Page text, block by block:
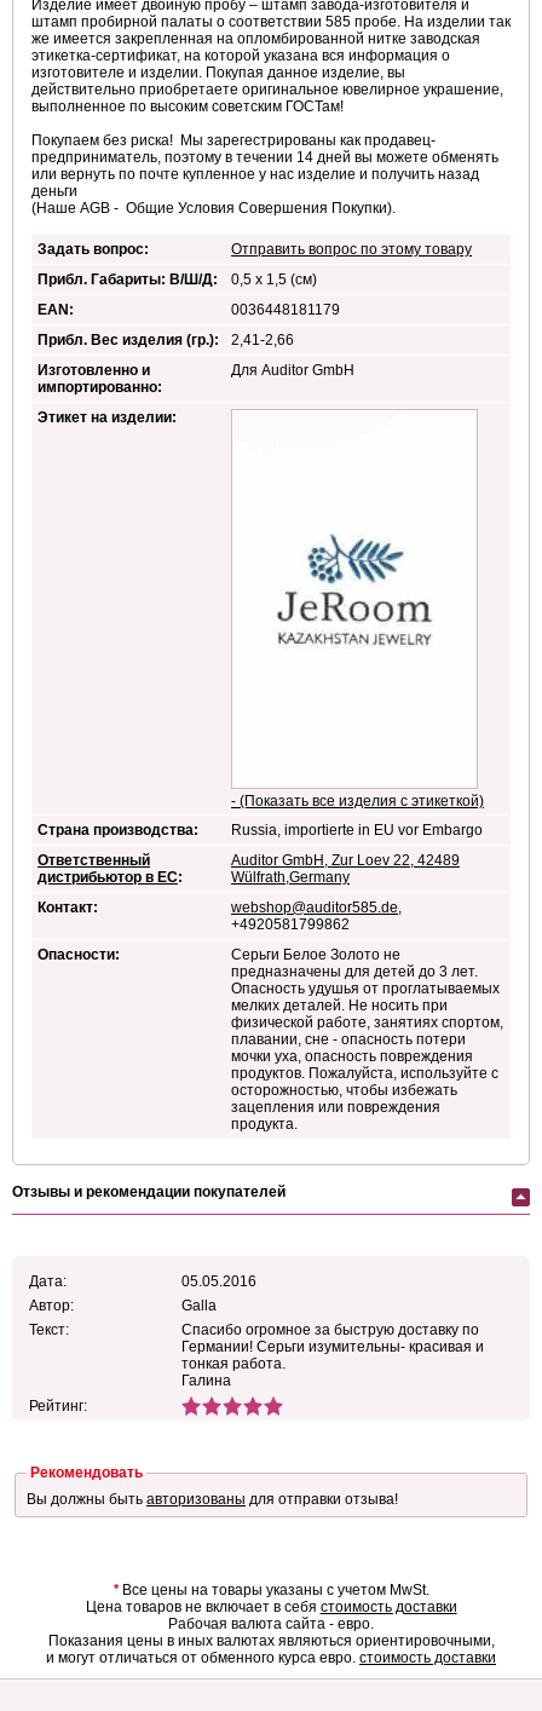
Изделие имеет двойную пробу – штамп завода-изготовителя и
штамп пробирной палаты о соответствии 585 пробе. На изделии так
же имеется закрепленная на опломбированной нитке заводская
этикетка-сертификат, на которой указана вся информация о
изготовителе и изделии. Покупая данное изделие, вы
действительно приобретаете оригинальное ювелирное украшение,
выполненное по высоким советским ГОСТам!
Покупаем без риска! Мы зарегестрированы как продавец-
предприниматель, поэтому в течении 14 дней вы можете обменять
или вернуть по почте купленное у нас изделие и получить назад
деньги
(Наше AGB - Общие Условия Совершения Покупки).
Задать вопрос:
Отправить вопрос по этому товару
Прибл. Габариты: В/Ш/Д:
0,5 x 1,5 (см)
EAN:
0036448181179
Прибл. Вес изделия (гр.):
2,41-2,66
Изготовленно и
импортированно:
Для Auditor GmbH
Этикет на изделии:
- (Показать все изделия с этикеткой)
Страна производства:
Russia, importierte in EU vor Embargo
Ответственный
дистрибьютор в ЕС:
Auditor GmbH, Zur Loev 22, 42489
Wülfrath,Germany
Контакт:
webshop@auditor585.de,
+4920581799862
Опасности:
Серьги Белое Золото не
предназначены для детей до 3 лет.
Опасность удушья от проглатываемых
мелких деталей. Не носить при
физической работе, занятиях спортом,
плавании, сне - опасность потери
мочки уха, опасность повреждения
продуктов. Пожалуйста, используйте с
осторожностью, чтобы избежать
зацепления или повреждения
продукта.
Отзывы и рекомендации покупателей
Дата:
05.05.2016
Автор:
Galla
Текст:
Спасибо огромное за быструю доставку по
Германии! Серьги изумительны- красивая и
тонкая работа.
Галина
Рейтинг:
Рекомендовать
Вы должны быть авторизованы для отправки отзыва!
*Все цены на товары указаны с учетом MwSt.
Цена товаров не включает в себя стоимость доставки
Рабочая валюта сайта - евро.
Показания цены в иных валютах являються ориентировочными,
и могут отличаться от обменного курса евро. стоимость доставки